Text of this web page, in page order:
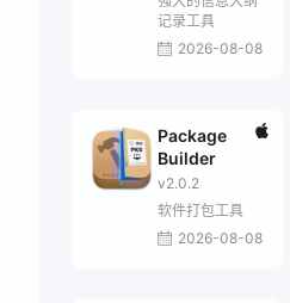
记录工具
2026-08-08
Package
Builder
v2.0.2
软件打包工具
2026-08-08